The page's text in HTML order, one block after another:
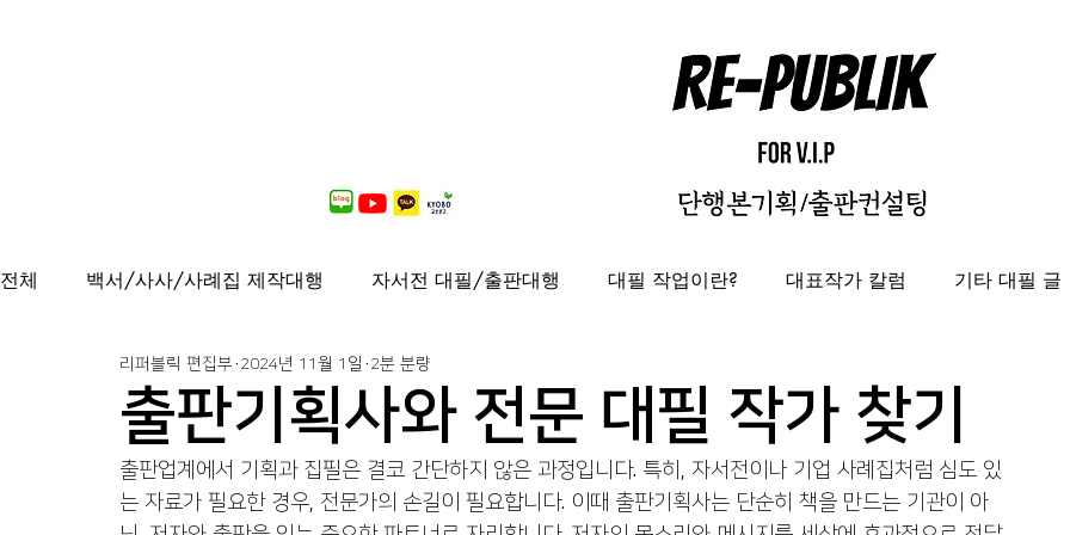
전체 백서/사사/사례집 제작대행 자서전 대필/출판대행 대필 작업이란? 대표작가 칼럼 기타 대필 글
출간도서 안내 연재중 사보/백서 제작대행
가이드북, 샘플북, 자료집 제작 대행 퍼스널브랜딩 도록제작대행 편집디자인 레퍼런스 편집디자인대
출판기획사와 전문 대필 작가 찾기
리퍼블릭 편집부 2024년 11월 1일 2분 분량
출판업계에서 기획과 집필은 결코 간단하지 않은 과정입니다. 특히, 자서전이나 기업 사례집처럼 심도 있
는 자료가 필요한 경우, 전문가의 손길이 필요합니다. 이때 출판기획사는 단순히 책을 만드는 기관이 아